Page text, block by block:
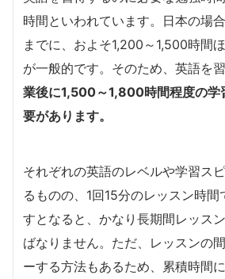
時間といわれています。日本の場
までに、およそ1,200～1,500時間
が一般的です。そのため、英語を
業後に1,500～1,800時間程度の学
要があります。
それぞれの英語のレベルや学習ス
るものの、1回15分のレッスン時
すとなると、かなり長期間レッス
ばなりません。ただ、レッスンの
ーする方法もあるため、累積時間